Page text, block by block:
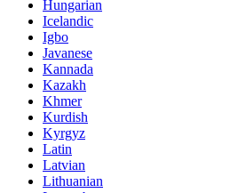
Hungarian
Icelandic
Igbo
Javanese
Kannada
Kazakh
Khmer
Kurdish
Kyrgyz
Latin
Latvian
Lithuanian